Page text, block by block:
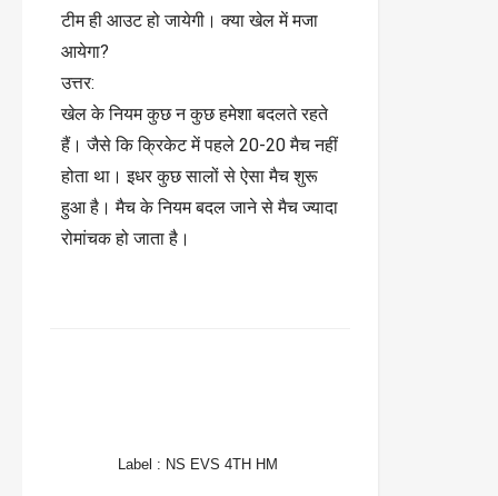
टीम ही आउट हो जायेगी। क्या खेल में मजा
आयेगा?
उत्तर:
खेल के नियम कुछ न कुछ हमेशा बदलते रहते
हैं। जैसे कि क्रिकेट में पहले 20-20 मैच नहीं
होता था। इधर कुछ सालों से ऐसा मैच शुरू
हुआ है। मैच के नियम बदल जाने से मैच ज्यादा
रोमांचक हो जाता है।
Label : NS EVS 4TH HM